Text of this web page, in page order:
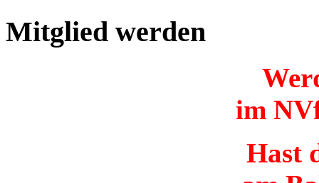
Mitglied werden
im
Hast